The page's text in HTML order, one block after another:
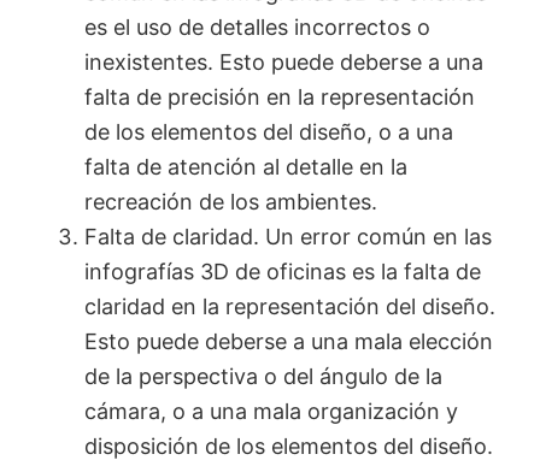
es el uso de detalles incorrectos o
inexistentes. Esto puede deberse a una
falta de precisión en la representación
de los elementos del diseño, o a una
falta de atención al detalle en la
recreación de los ambientes.
Falta de claridad. Un error común en las
infografías 3D de oficinas es la falta de
claridad en la representación del diseño.
Esto puede deberse a una mala elección
de la perspectiva o del ángulo de la
cámara, o a una mala organización y
disposición de los elementos del diseño.